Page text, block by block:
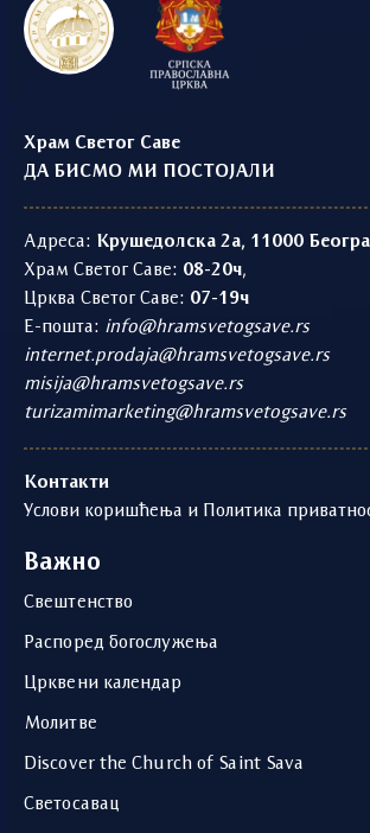
Храм Светог Саве
ДА БИСМО МИ ПОСТОЈАЛИ
Адреса: Крушедолска 2а, 11000
Храм Светог Саве: 08-20ч,
Црква Светог Саве: 07-19ч
Е-пошта: info@hramsvetogsave.rs
internet.prodaja@hramsvetogsave.rs
misija@hramsvetogsave.rs
turizamimarketing@hramsvetogsave.rs
Контакти
Услови коришћења и Политика
Важно
Свештенство
Распоред богослужења
Црквени календар
Молитве
Discover the Church of Saint Sava
Светосавац